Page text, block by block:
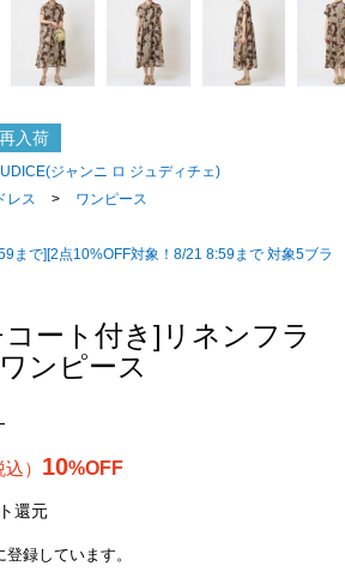
再入荷
ジャンニ ロ ジュディチェ)
レス >
ワンピース
まで][2点10%OFF対象！8/21 8:59まで 対象5ブラ
ート付き]リネンフラ
ンピース
込） 10%OFF
還元
録しています。